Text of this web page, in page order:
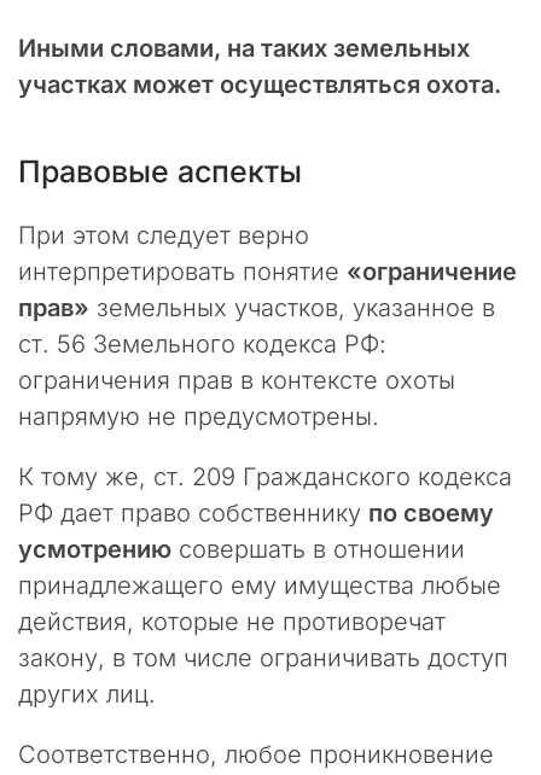
Иными словами, на таких земельных
участках может осуществляться охота.
Правовые аспекты
При этом следует верно
интерпретировать понятие «ограничение
прав» земельных участков, указанное в
ст. 56 Земельного кодекса РФ:
ограничения прав в контексте охоты
напрямую не предусмотрены.
К тому же, ст. 209 Гражданского кодекса
РФ дает право собственнику по своему
усмотрению совершать в отношении
принадлежащего ему имущества любые
действия, которые не противоречат
закону, в том числе ограничивать доступ
других лиц.
Соответственно, любое проникновение
м
е
ц
о
ф
и
и
а
л
ь
ы
й
с
й
т
о
н
а